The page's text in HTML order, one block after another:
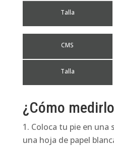
Talla
CMS
Talla
¿Cómo
Coloca tu pie en una
una hoja de papel